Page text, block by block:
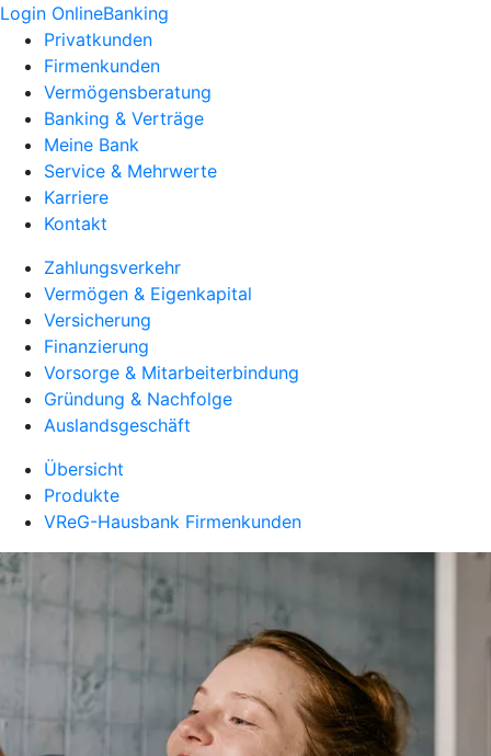
Login OnlineBanking
Privatkunden
Firmenkunden
Vermögensberatung
Banking & Verträge
Meine Bank
Service & Mehrwerte
Karriere
Kontakt
Zahlungsverkehr
Vermögen & Eigenkapital
Versicherung
Finanzierung
Vorsorge & Mitarbeiterbindung
Gründung & Nachfolge
Auslandsgeschäft
Übersicht
Produkte
VReG-Hausbank Firmenkunden